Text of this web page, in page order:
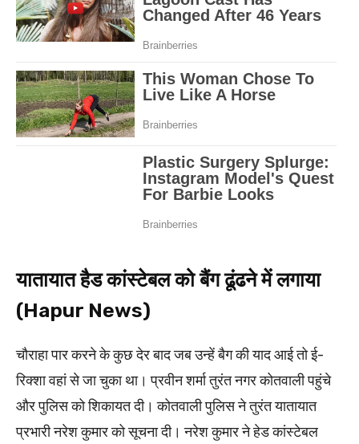
यातायात हैड कांस्टेबल को बैंग ढूंढने में लगाया
(Hapur News)
चौराहा पार करने के कुछ देर बाद जब उन्हें बैग की याद आई तो ई-
रिक्शा वहां से जा चुका था। प्रवीन शर्मा तुरंत नगर कोतवाली पहुंचे
और पुलिस को शिकायत दी। कोतवाली पुलिस ने तुरंत यातायात
प्रभारी नरेश कुमार को सूचना दी। नरेश कुमार ने हेड कांस्टेबल